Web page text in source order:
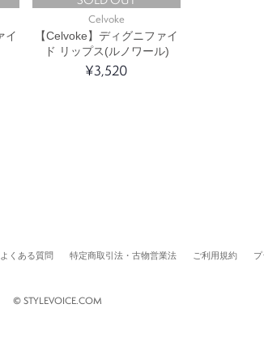
イ
Celvoke
【Celvoke】ディグニファイ
ド リップス(ルノワール)
¥3,520
よくある質問 特定商取引法・古物営業法 ご利用規約
© STYLEVOICE.COM